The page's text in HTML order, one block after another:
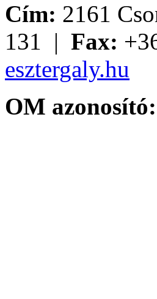
Cím: 2161
131 | Fax:
esztergaly.hu
OM azonosító: